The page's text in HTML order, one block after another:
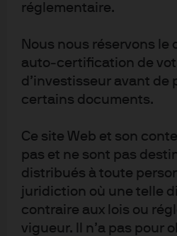
réglementaire.
Nous nous réservons le
auto‑certification de
d’investisseur avant de
certains documents.
Ce site Web et son
pas et ne sont pas
distribués à toute
juridiction où une telle
contraire aux lois ou
vigueur. Il n’a pas pour
déclarent “intéressés”
leurs clients seront intéressés
gestion active au cours des
années, ce qui coïncide avec
élevé de la connaissance de
clients (cf. question 9).